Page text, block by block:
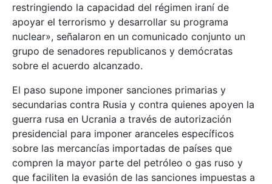
restringiendo la capacidad del régimen iraní de
apoyar el terrorismo y desarrollar su programa
nuclear», señalaron en un comunicado conjunto un
grupo de senadores republicanos y demócratas
sobre el acuerdo alcanzado.
El paso supone imponer sanciones primarias y
secundarias contra Rusia y contra quienes apoyen la
guerra rusa en Ucrania a través de autorización
presidencial para imponer aranceles específicos
sobre las mercancías importadas de países que
compren la mayor parte del petróleo o gas ruso y
que faciliten la evasión de las sanciones impuestas a